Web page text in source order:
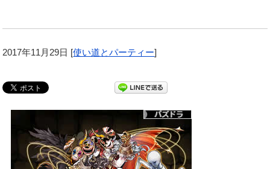
2017年11月29日 [使い道とパーティー]